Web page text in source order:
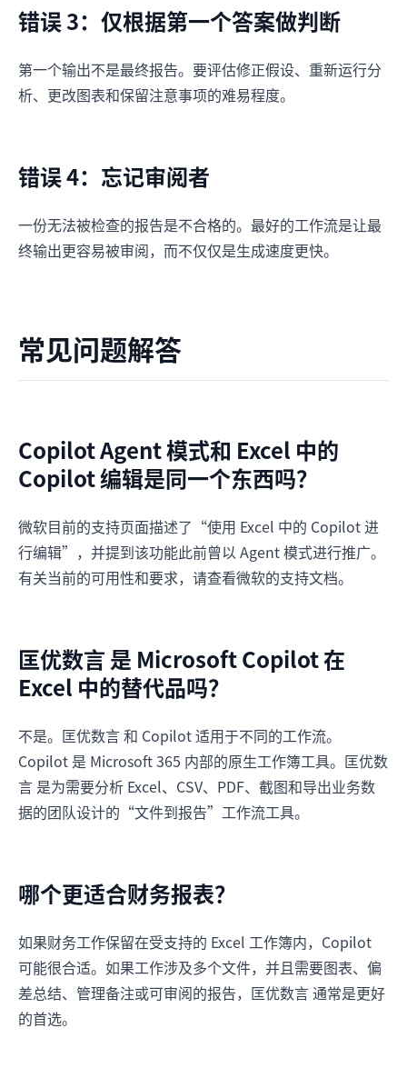
错误 3：仅根据第一个答案做判断
第一个输出不是最终报告。要评估修正假设、重新运行分
析、更改图表和保留注意事项的难易程度。
错误 4：忘记审阅者
一份无法被检查的报告是不合格的。最好的工作流是让最
终输出更容易被审阅，而不仅仅是生成速度更快。
常见问题解答
Copilot Agent 模式和 Excel 中的
Copilot 编辑是同一个东西吗？
微软目前的支持页面描述了“使用 Excel 中的 Copilot 进
行编辑”，并提到该功能此前曾以 Agent 模式进行推广。
有关当前的可用性和要求，请查看微软的支持文档。
匡优数言 是 Microsoft Copilot 在
Excel 中的替代品吗？
不是。匡优数言 和 Copilot 适用于不同的工作流。
Copilot 是 Microsoft 365 内部的原生工作簿工具。匡优数
言 是为需要分析 Excel、CSV、PDF、截图和导出业务数
据的团队设计的“文件到报告”工作流工具。
哪个更适合财务报表？
如果财务工作保留在受支持的 Excel 工作簿内，Copilot
可能很合适。如果工作涉及多个文件，并且需要图表、偏
差总结、管理备注或可审阅的报告，匡优数言 通常是更好
的首选。